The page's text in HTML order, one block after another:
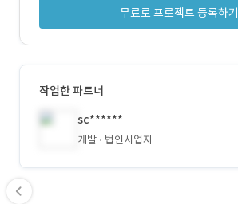
무료로 프로젝트 등록하기
작업한 파트너
sc******
개발 법인사업자